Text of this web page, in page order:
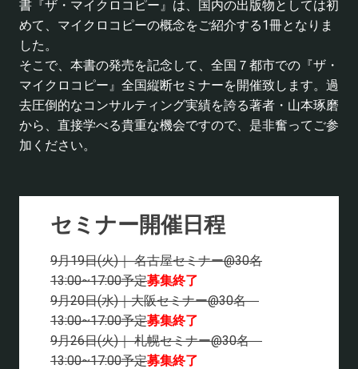
書『ザ・マイクロコピー』は、国内の出版物としては初
めて、マイクロコピーの概念をご紹介する1冊となりま
した。
そこで、本書の発売を記念して、全国７都市での『ザ・
マイクロコピー』全国縦断セミナーを開催致します。過
去圧倒的なコンサルティング実績を誇る著者・山本琢磨
から、直接学べる貴重な機会ですので、是非奮ってご参
加ください。
セミナー開催日程
9月19日(火)｜ 名古屋セミナー@30名
13:00~17:00予定募集終了
9月20日(水)｜大阪セミナー@30名
13:00~17:00予定募集終了
9月26日(火)｜ 札幌セミナー@30名
13:00~17:00予定募集終了